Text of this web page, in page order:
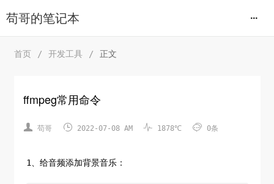
苟哥的笔记本
首页 / 开发工具 / 正文
ffmpeg常用命令
 苟哥  2022-07-08 AM  1878℃  0条
1、给音频添加背景音乐：